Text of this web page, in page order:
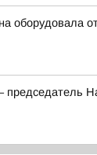
оборудовала
председатель